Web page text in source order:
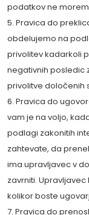
podatkov ne
5. Pravica do
obdelujemo na
privolitev kadarkoli
negativnih posledic
privolitve določenih
6. Pravica do
vam je na voljo,
podlagi zakonitih
zahtevate, da
ima upravljavec v
zavrniti.
kolikor boste
7. Pravica do